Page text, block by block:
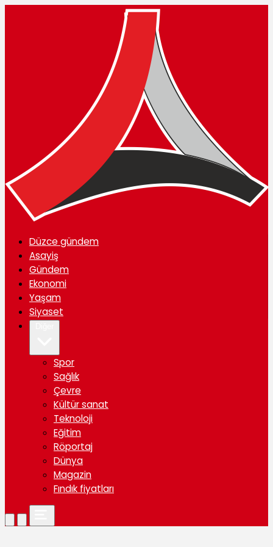
Düzce gündem
Asayiş
Gündem
Ekonomi
Yaşam
Siyaset
Spor
Sağlık
Çevre
Kültür sanat
Teknoloji
Eğitim
Röportaj
Dünya
Magazin
Fındık fiyatları